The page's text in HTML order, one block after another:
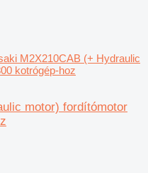
M2X210CAB (+ Hydraulic
kotrógép-hoz
motor) fordítómotor